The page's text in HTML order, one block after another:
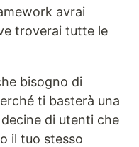
avrai
troverai tutte le
bisogno di
ti basterà una
di utenti che
il tuo stesso